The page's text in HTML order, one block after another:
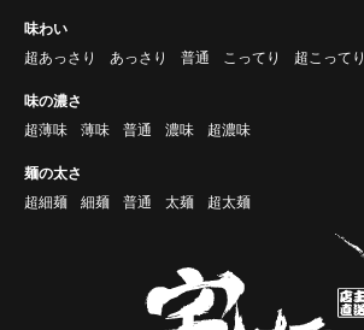
味わい
超あっさり
あっさり 普通 こってり 超こってり
味の濃さ
超薄味
薄味 普通 濃味 超濃味
麺の太さ
超細麺
細麺 普通 太麺 超太麺